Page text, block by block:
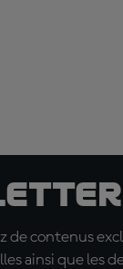
contenus
ainsi que les